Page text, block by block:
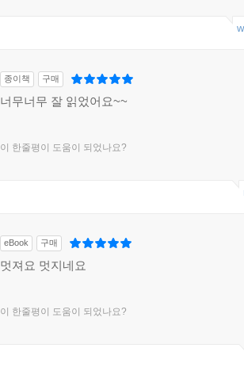
종이책 구매
너무너무 잘 읽었어요~~
이 한줄평이 도움이 되었나요?
eBook 구매
멋져요 멋지네요
이 한줄평이 도움이 되었나요?